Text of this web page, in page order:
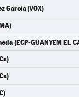
García (VOX)
(ECP-GUANYEM EL